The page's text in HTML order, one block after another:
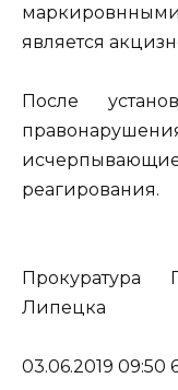
является
После
реагирования.
Прокуратура
Липецка
03.06.2019 09:50